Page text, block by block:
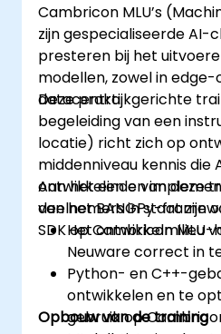
Cambricon MLU’s
zijn gespecialiseerde AI-
presteren bij het
modellen, zowel in
datacentra.
Deze praktijkgerichte
begeleiding van een
locatie) richt zich op
middenniveau kennis die
ontwikkelen en
van het BANGPy-
SDK op Cambricon
Aan het einde van deze
deelnemers in staat zijn
Het ontwikkelmilieu
Neuware correct in
Python- en C++-
ontwikkelen en te
gebruik op Cambricon
Opbouw van de training